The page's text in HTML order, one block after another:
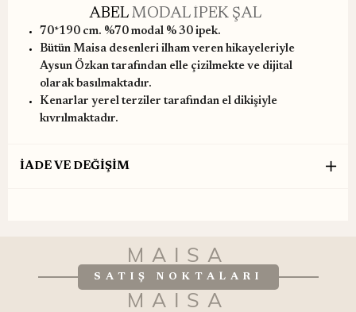
ABEL MODAL İPEK ŞAL
70*190 cm. %70 modal % 30 ipek.
Bütün Maisa desenleri ilham veren hikayeleriyle
Aysun Özkan tarafından elle çizilmekte ve dijital
olarak basılmaktadır.
Kenarlar yerel terziler tarafından el dikişiyle
kıvrılmaktadır.
İADE VE DEĞİŞİM
MAISA
SATIŞ NOKTALARI
MAISA